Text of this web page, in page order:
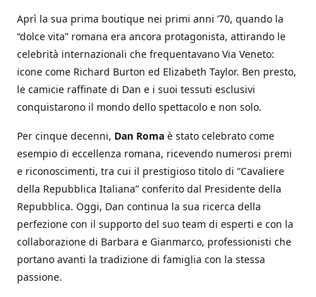
Aprì la sua prima boutique nei primi anni ’70, quando la
“dolce vita” romana era ancora protagonista, attirando le
celebrità internazionali che frequentavano Via Veneto:
icone come Richard Burton ed Elizabeth Taylor. Ben presto,
le camicie raffinate di Dan e i suoi tessuti esclusivi
conquistarono il mondo dello spettacolo e non solo.
Per cinque decenni, Dan Roma è stato celebrato come
esempio di eccellenza romana, ricevendo numerosi premi
e riconoscimenti, tra cui il prestigioso titolo di “Cavaliere
della Repubblica Italiana” conferito dal Presidente della
Repubblica. Oggi, Dan continua la sua ricerca della
perfezione con il supporto del suo team di esperti e con la
collaborazione di Barbara e Gianmarco, professionisti che
portano avanti la tradizione di famiglia con la stessa
passione.